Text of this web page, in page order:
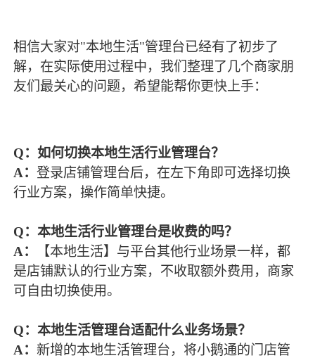
相信大家对"本地生活"管理台已经有了初步了
解，在实际使用过程中，我们整理了几个商家朋
友们最关心的问题，希望能帮你更快上手：
Q： 如何切换本地生活行业管理台？
A：登录店铺管理台后，在左下角即可选择切换
行业方案，操作简单快捷。
Q：本地生活行业管理台是收费的吗？
A：
【本地生活】与平台其他行业场景一样，都
是店铺默认的行业方案，不收取额外费用，商家
可自由切换使用。
Q：本地生活管理台适配什么业务场景？
A：新增的本地生活管理台，将小鹅通的门店管